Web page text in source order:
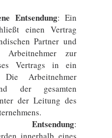
Entsendung: Ein
einen Vertrag
Partner und
Arbeitnehmer zur
Vertrags in ein
Arbeitnehmer
der gesamten
der Leitung des
Entsendung: